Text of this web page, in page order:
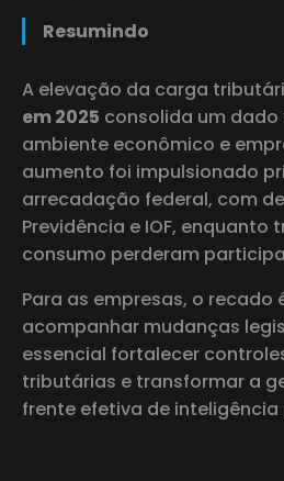
Resumindo
A elevação da carga
em 2025 consolida um
ambiente econômico e
aumento foi impulsionado
arrecadação federal, com
Previdência e IOF,
consumo perderam
Para as empresas, o recado
acompanhar mudanças
essencial fortalecer
tributárias e transformar a
frente efetiva de